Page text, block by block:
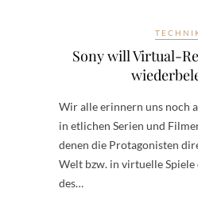
Sony will Virtual-
Wir alle erinnern uns noch
in etlichen Serien und
denen die Protagonisten
Welt bzw. in virtuelle Spiele
des…